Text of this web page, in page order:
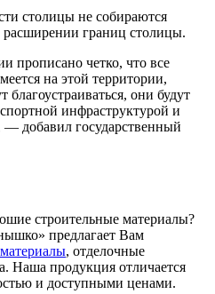
столицы не собираются
границ столицы.
прописано четко, что все
на этой территории,
благоустраиваться, они будут
инфраструктурой и
— добавил государственный
строительные материалы?
предлагает Вам
, отделочные
Наша продукция отличается
и доступными ценами.